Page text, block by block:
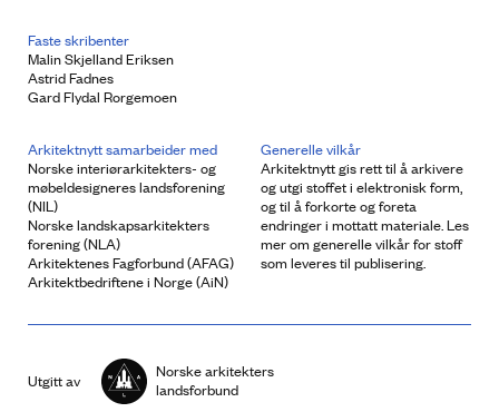
Faste skribenter
Malin Skjelland Eriksen
Astrid Fadnes
Gard Flydal Rorgemoen
Arkitektnytt samarbeider med
Norske interiørarkitekters- og
møbeldesigneres landsforening
(NIL)
Norske landskapsarkitekters
forening (NLA)
Arkitektenes Fagforbund (AFAG)
Arkitektbedriftene i Norge (AiN)
Generelle vilkår
Arkitektnytt gis rett til å arkivere
og utgi stoffet i elektronisk form,
og til å forkorte og foreta
endringer i mottatt materiale. Les
mer om generelle vilkår for stoff
som leveres til publisering.
Utgitt av
Norske arkitekters
landsforbund